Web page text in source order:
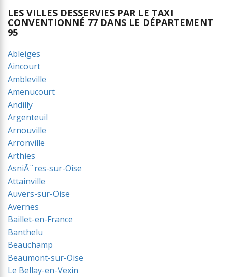
LES VILLES DESSERVIES PAR LE TAXI
CONVENTIONNÉ 77 DANS LE DÉPARTEMENT
95
Ableiges
Aincourt
Ambleville
Amenucourt
Andilly
Argenteuil
Arnouville
Arronville
Arthies
AsniÃ¨res-sur-Oise
Attainville
Auvers-sur-Oise
Avernes
Baillet-en-France
Banthelu
Beauchamp
Beaumont-sur-Oise
Le Bellay-en-Vexin